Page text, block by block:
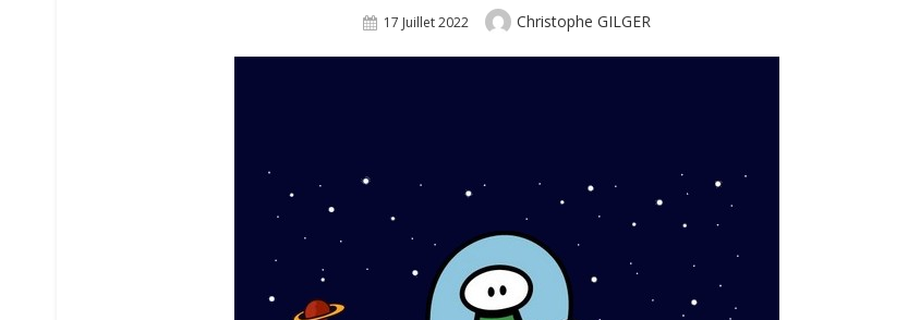
Posted
17 Juillet 2022 Author
Christophe GILGER